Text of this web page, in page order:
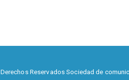
Derechos Reservados Sociedad de